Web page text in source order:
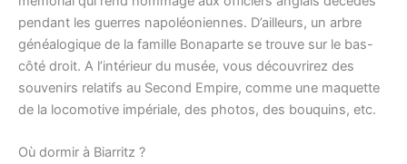
pendant les guerres napoléoniennes. D’ailleurs, un arbre
généalogique de la famille Bonaparte se trouve sur le bas-
côté droit. A l’intérieur du musée, vous découvrirez des
souvenirs relatifs au Second Empire, comme une maquette
de la locomotive impériale, des photos, des bouquins, etc.
Où dormir à Biarritz ?